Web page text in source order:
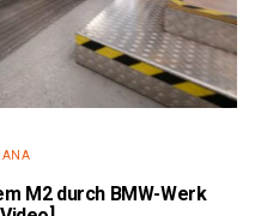
M2 durch BMW-Werk